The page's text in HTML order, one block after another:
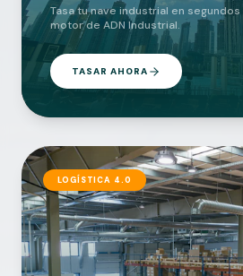
Tasa tu nave industrial en
motor de ADN Industrial.
TASAR AHORA
LOGÍSTICA 4.0